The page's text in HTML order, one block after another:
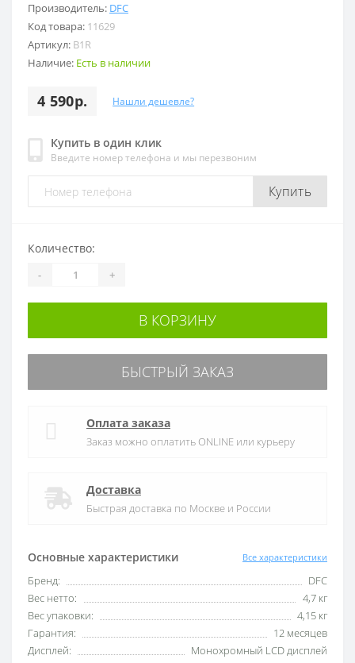
Производитель: DFC
Код товара: 11629
Артикул: B1R
Наличие: Есть в наличии
4 590р. Нашли дешевле?
Купить в один клик
Введите номер телефона и мы перезвоним
Купить
Основные характеристики Все характеристики
Бренд:
DFC
Вес нетто:
4,7 кг
Вес упаковки:
4,15 кг
Гарантия:
12 месяцев
Дисплей:
Монохромный LCD дисплей
Количество:
- +
В КОРЗИНУ
БЫСТРЫЙ ЗАКАЗ
Оплата заказа
Заказ можно оплатить ONLINE или курьеру
Доставка
Быстрая доставка по Москве и России